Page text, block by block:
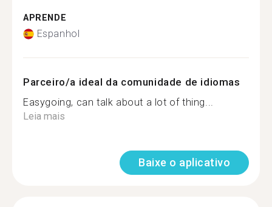
APRENDE
Espanhol
Parceiro/a ideal da comunidade de idiomas
Easygoing, can talk about a lot of thing...
Leia mais
Baixe o aplicativo